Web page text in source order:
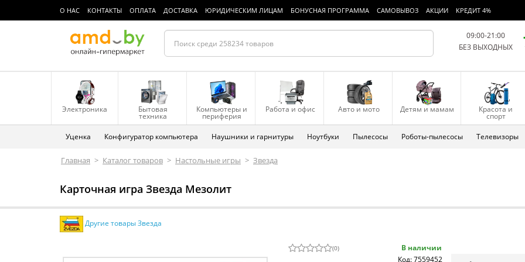
О НАС КОНТАКТЫ ОПЛАТА ДОСТАВКА ЮРИДИЧЕСКИМ ЛИЦАМ БОНУСНАЯ ПРОГРАММА САМОВЫВОЗ АКЦИИ КРЕДИТ 4%
09:00-21:00
БЕЗ ВЫХОДНЫХ
Электроника Бытовая
техника
Компьютеры и
периферия
Работа и офис Авто и мото Детям и мамам Красота и
спорт
Уценка Конфигуратор компьютера Наушники и гарнитуры Ноутбуки Пылесосы Роботы-пылесосы Телевизоры
Главная > Каталог товаров > Настольные игры > Звезда
Карточная игра Звезда Мезолит
Другие товары Звезда
(0)
В наличии
Код: 7559452